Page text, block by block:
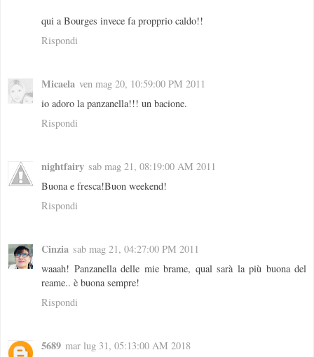
qui a Bourges invece fa propprio caldo!!
Rispondi
Micaela ven mag 20, 10:59:00 PM 2011
io adoro la panzanella!!! un bacione.
Rispondi
nightfairy sab mag 21, 08:19:00 AM 2011
Buona e fresca!Buon weekend!
Rispondi
Cinzia sab mag 21, 04:27:00 PM 2011
waaah! Panzanella delle mie brame, qual sarà la più buona del
reame.. è buona sempre!
Rispondi
5689 mar lug 31, 05:13:00 AM 2018